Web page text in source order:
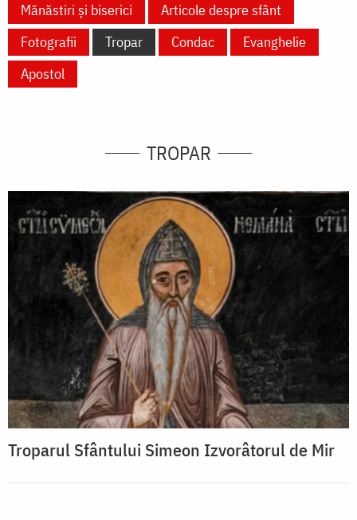
Mănăstiri și biserici
Articole despre sfânt
Fotografii
Tropar Condac
Evanghelie
Apostol
TROPAR
Troparul Sfântului Simeon Izvorâtorul de Mir